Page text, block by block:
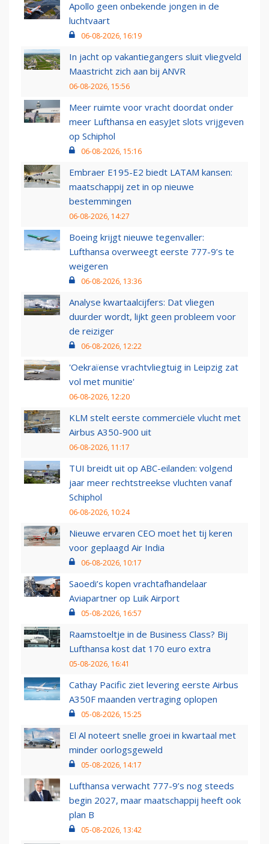
Apollo geen onbekende jongen in de
luchtvaart
06-08-2026, 16:19
In jacht op vakantiegangers sluit vliegveld
Maastricht zich aan bij ANVR
06-08-2026, 15:56
Meer ruimte voor vracht doordat onder
meer Lufthansa en easyJet slots vrijgeven
op Schiphol
06-08-2026, 15:16
Embraer E195-E2 biedt LATAM kansen:
maatschappij zet in op nieuwe
bestemmingen
06-08-2026, 14:27
Boeing krijgt nieuwe tegenvaller:
Lufthansa overweegt eerste 777-9’s te
weigeren
06-08-2026, 13:36
Analyse kwartaalcijfers: Dat vliegen
duurder wordt, lijkt geen probleem voor
de reiziger
06-08-2026, 12:22
'Oekraïense vrachtvliegtuig in Leipzig zat
vol met munitie'
06-08-2026, 12:20
KLM stelt eerste commerciële vlucht met
Airbus A350-900 uit
06-08-2026, 11:17
TUI breidt uit op ABC-eilanden: volgend
jaar meer rechtstreekse vluchten vanaf
Schiphol
06-08-2026, 10:24
Nieuwe ervaren CEO moet het tij keren
voor geplaagd Air India
06-08-2026, 10:17
Saoedi’s kopen vrachtafhandelaar
Aviapartner op Luik Airport
05-08-2026, 16:57
Raamstoeltje in de Business Class? Bij
Lufthansa kost dat 170 euro extra
05-08-2026, 16:41
Cathay Pacific ziet levering eerste Airbus
A350F maanden vertraging oplopen
05-08-2026, 15:25
El Al noteert snelle groei in kwartaal met
minder oorlogsgeweld
05-08-2026, 14:17
Lufthansa verwacht 777-9’s nog steeds
begin 2027, maar maatschappij heeft ook
plan B
05-08-2026, 13:42